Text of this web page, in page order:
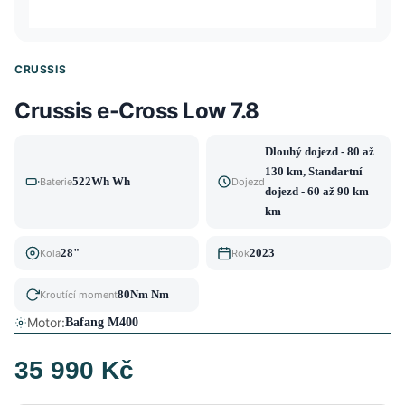
CRUSSIS
Crussis e-Cross Low 7.8
Baterie522Wh Wh Dojezd
Dlouhý dojezd - 80 až
130 km, Standartní
dojezd - 60 až 90 km
km
Kola28" Rok2023
Kroutící moment80Nm Nm
Motor:Bafang M400
35 990 Kč